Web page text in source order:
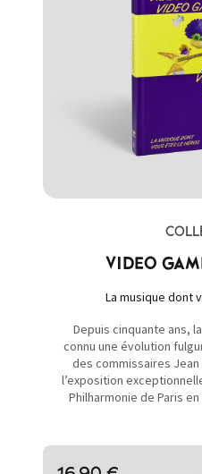
VIDEO
La musique dont
Depuis cinquante ans,
connu une évolution
des commissaires
l’exposition
Philharmonie de Paris